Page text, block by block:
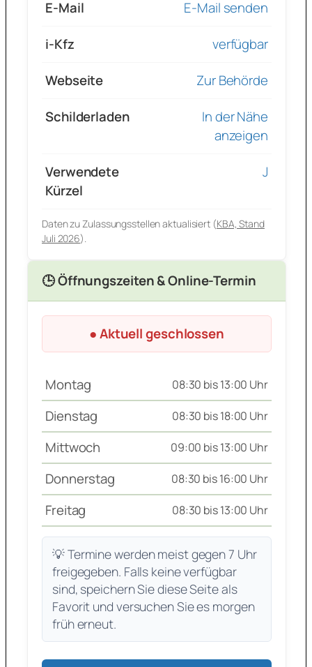
E-Mail
E-Mail senden
i-Kfz
verfügbar
Webseite
Zur Behörde
Schilderladen
In der Nähe
anzeigen
Verwendete
Kürzel
J
Daten zu Zulassungsstellen aktualisiert (KBA, Stand
Juli 2026).
🕒 Öffnungszeiten & Online-Termin
● Aktuell geschlossen
Montag 08:30 bis 13:00 Uhr
Dienstag 08:30 bis 18:00 Uhr
Mittwoch 09:00 bis 13:00 Uhr
Donnerstag 08:30 bis 16:00 Uhr
Freitag 08:30 bis 13:00 Uhr
💡 Termine werden meist gegen 7 Uhr
freigegeben. Falls keine verfügbar
sind, speichern Sie diese Seite als
Favorit und versuchen Sie es morgen
früh erneut.